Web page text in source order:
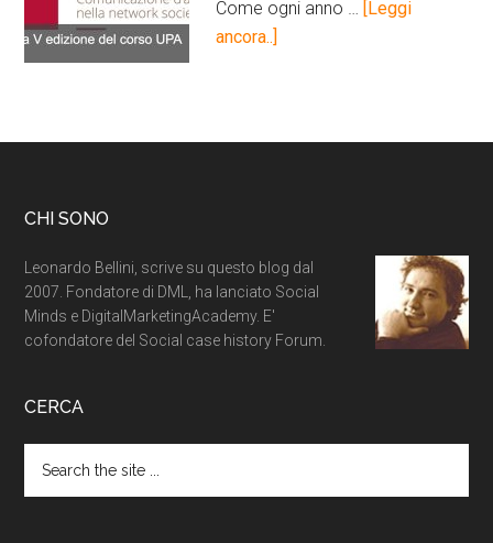
Come ogni anno … [Leggi
ancora..]
CHI SONO
Leonardo Bellini, scrive su questo blog dal
2007. Fondatore di DML, ha lanciato Social
Minds e DigitalMarketingAcademy. E'
cofondatore del Social case history Forum.
CERCA